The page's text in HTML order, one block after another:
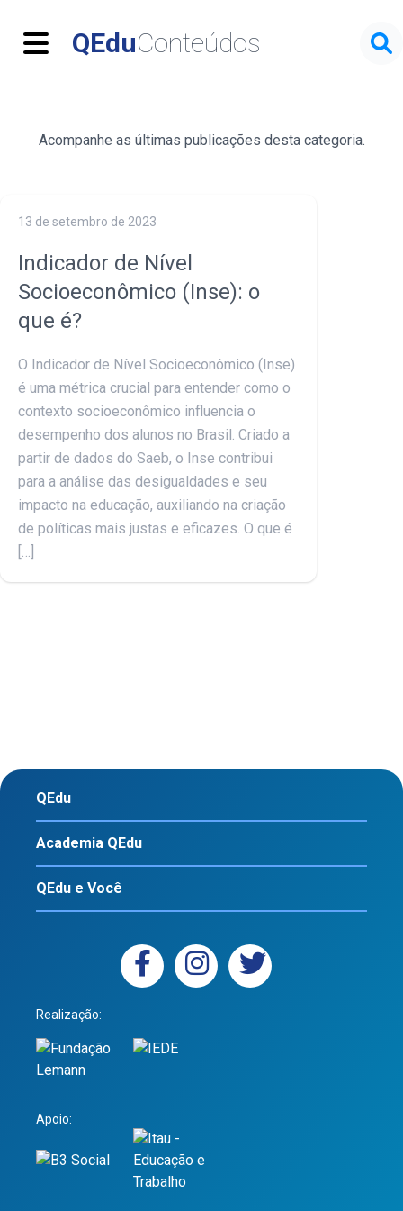
Menu QEduConteúdos
Acompanhe as últimas publicações desta categoria.
13 de setembro de 2023
Indicador de Nível
Socioeconômico (Inse): o
que é?
O Indicador de Nível Socioeconômico (Inse)
é uma métrica crucial para entender como o
contexto socioeconômico influencia o
desempenho dos alunos no Brasil. Criado a
partir de dados do Saeb, o Inse contribui
para a análise das desigualdades e seu
impacto na educação, auxiliando na criação
de políticas mais justas e eficazes. O que é
[…]
QEdu
Academia QEdu
QEdu e Você
Realização:
Apoio: